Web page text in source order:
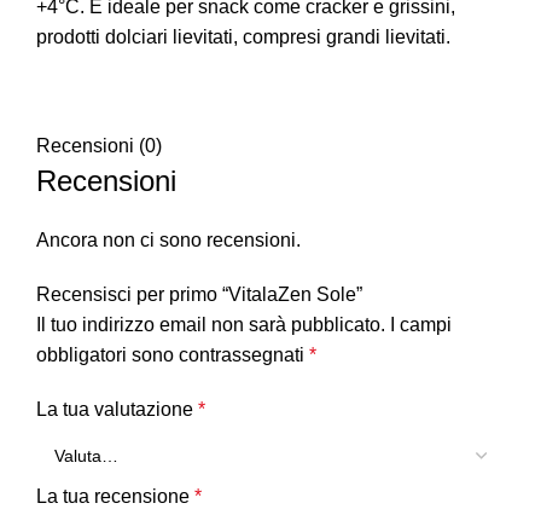
+4°C. È ideale per snack come cracker e grissini,
prodotti dolciari lievitati, compresi grandi lievitati.
Recensioni (0)
Recensioni
Ancora non ci sono recensioni.
Recensisci per primo “VitalaZen Sole”
Il tuo indirizzo email non sarà pubblicato.
I campi
obbligatori sono contrassegnati *
La tua valutazione *
La tua recensione *